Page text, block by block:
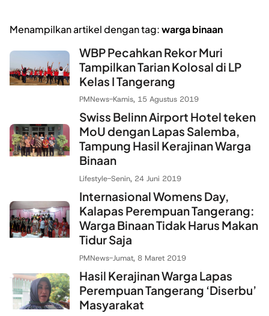
Menampilkan artikel dengan tag:warga binaan
WBP Pecahkan Rekor Muri
Tampilkan Tarian Kolosal di LP
Kelas I Tangerang
PMNews-Kamis, 15 Agustus 2019
Swiss Belinn Airport Hotel teken
MoU dengan Lapas Salemba,
Tampung Hasil Kerajinan Warga
Binaan
Lifestyle-Senin, 24 Juni 2019
Internasional Womens Day,
Kalapas Perempuan Tangerang:
Warga Binaan Tidak Harus Makan
Tidur Saja
PMNews-Jumat, 8 Maret 2019
Hasil Kerajinan Warga Lapas
Perempuan Tangerang ‘Diserbu’
Masyarakat